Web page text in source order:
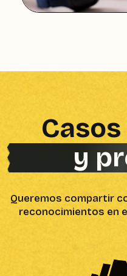
y
Queremos compartir
reconocimientos en